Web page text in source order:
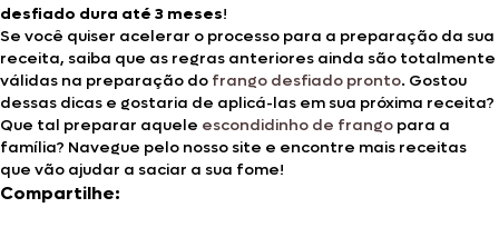
desfiado dura até 3 meses!
Se você quiser acelerar o processo para a preparação da sua
receita, saiba que as regras anteriores ainda são totalmente
válidas na preparação do frango desfiado pronto. Gostou
dessas dicas e gostaria de aplicá-las em sua próxima receita?
Que tal preparar aquele escondidinho de frango para a
família? Navegue pelo nosso site e encontre mais receitas
que vão ajudar a saciar a sua fome!
Compartilhe: